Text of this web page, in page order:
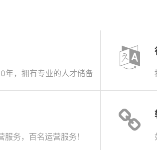
年，拥有专业的人才储备
务，百名运营服务！